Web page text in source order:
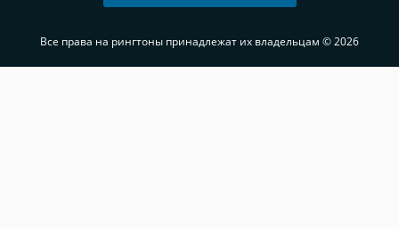
Все права на рингтоны принадлежат их владельцам © 2026